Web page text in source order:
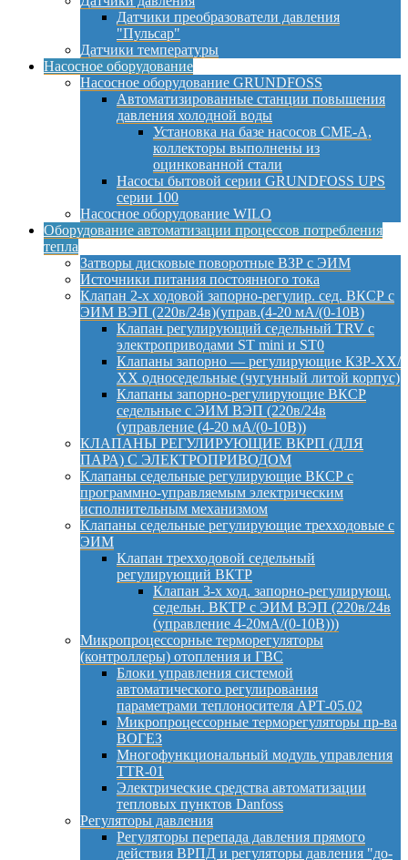
Датчики преобразователи давления
"Пульсар"
Датчики температуры
Насосное оборудование
Насосное оборудование GRUNDFOSS
Автоматизированные станции повышения
давления холодной воды
Установка на базе насосов CME-A,
коллекторы выполнены из
оцинкованной стали
Насосы бытовой серии GRUNDFOSS UPS
серии 100
Насосное оборудование WILO
Оборудование автоматизации процессов потребления
тепла
Затворы дисковые поворотные ВЗР с ЭИМ
Источники питания постоянного тока
Клапан 2-х ходовой запорно-регулир. сед. ВКСР с
ЭИМ ВЭП (220в/24в)(управ.(4-20 мА/(0-10В)
Клапан регулирующий седельный TRV с
электроприводами ST mini и ST0
Клапаны запорно — регулирующие КЗР-ХХ/
ХХ односедельные (чугунный литой корпус)
Клапаны запорно-регулирующие ВКСР
седельные с ЭИМ ВЭП (220в/24в
(управление (4-20 мА/(0-10В))
КЛАПАНЫ РЕГУЛИРУЮЩИЕ ВКРП (ДЛЯ
ПАРА) С ЭЛЕКТРОПРИВОДОМ
Клапаны седельные регулирующие ВКСР с
программно-управляемым электрическим
исполнительным механизмом
Клапаны седельные регулирующие трехходовые с
ЭИМ
Клапан трехходовой седельный
регулирующий ВКТР
Клапан 3-х ход. запорно-регулирующ.
седельн. ВКТР с ЭИМ ВЭП (220в/24в
(управление 4-20мА/(0-10В)))
Микропроцессорные терморегуляторы
(контроллеры) отопления и ГВС
Блоки управления системой
автоматического регулирования
параметрами теплоносителя АРТ-05.02
Микропроцессорные терморегуляторы пр-ва
ВОГЕЗ
Многофункциональный модуль управления
TTR-01
Электрические средства автоматизации
тепловых пунктов Danfoss
Регуляторы давления
Регуляторы перепада давления прямого
действия ВРПД и регуляторы давления "до-